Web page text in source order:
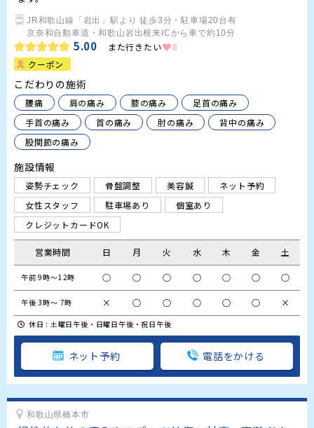
JR和歌山線「岩出」駅より 徒歩3分・駐車場20台有
京奈和自動車道・和歌山岩出根来ICから車で約10分
5.00 また行きたい
8
クーポン
こだわりの施術
腰痛 肩の痛み 膝の痛み
足首の痛み
手首の痛み
首の痛み 肘の痛み
背中の痛み
股関節の痛み
施設情報
姿勢チェック 骨盤調整 美容鍼
ネット予約
女性スタッフ
駐車場あり
個室あり
クレジットカードOK
営業時間 日 月 火 水 木 金 土
午前 9時～12時 ○ ○ ○ ○ ○ ○ ○
午後 3時～ 7時 × ○ ○ ○ ○ ○ ×
休日 : 土曜日午後・日曜日午後・祝日午後
ネット予約 電話をかける
和歌山県橋本市